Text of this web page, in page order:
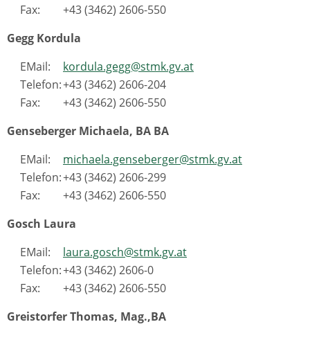
Fax:
+43 (3462) 2606-550
Gegg Kordula
EMail:
kordula.gegg@stmk.gv.at
Telefon:+43 (3462) 2606-204
Fax:
+43 (3462) 2606-550
Genseberger Michaela, BA BA
EMail:
michaela.genseberger@stmk.gv.at
Telefon:+43 (3462) 2606-299
Fax:
+43 (3462) 2606-550
Gosch Laura
EMail:
laura.gosch@stmk.gv.at
Telefon:+43 (3462) 2606-0
Fax:
+43 (3462) 2606-550
Greistorfer Thomas, Mag.,BA